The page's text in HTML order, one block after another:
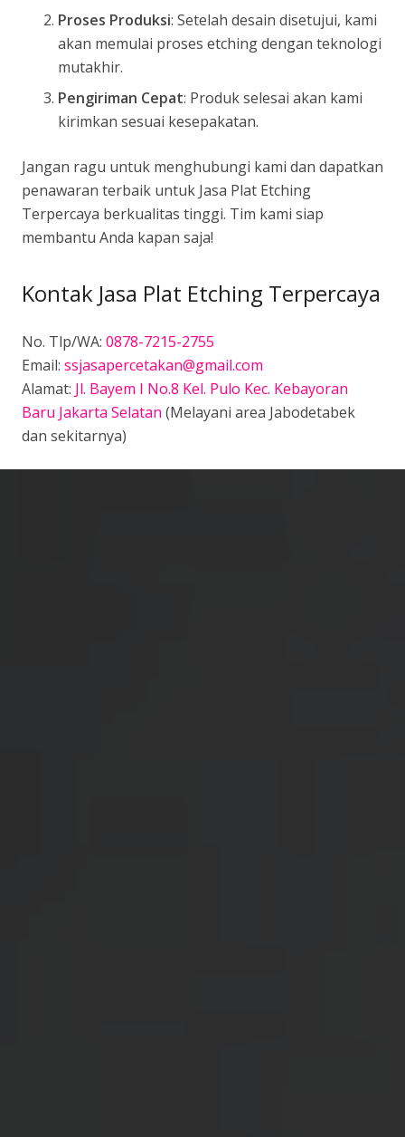
Proses Produksi: Setelah desain disetujui, kami
akan memulai proses etching dengan teknologi
mutakhir.
Pengiriman Cepat: Produk selesai akan kami
kirimkan sesuai kesepakatan.
Jangan ragu untuk menghubungi kami dan dapatkan
penawaran terbaik untuk Jasa Plat Etching
Terpercaya berkualitas tinggi. Tim kami siap
membantu Anda kapan saja!
Kontak Jasa Plat Etching Terpercaya
No. Tlp/WA: 0878-7215-2755
Email: ssjasapercetakan@gmail.com
Alamat: Jl. Bayem I No.8 Kel. Pulo Kec. Kebayoran
Baru Jakarta Selatan (Melayani area Jabodetabek
dan sekitarnya)